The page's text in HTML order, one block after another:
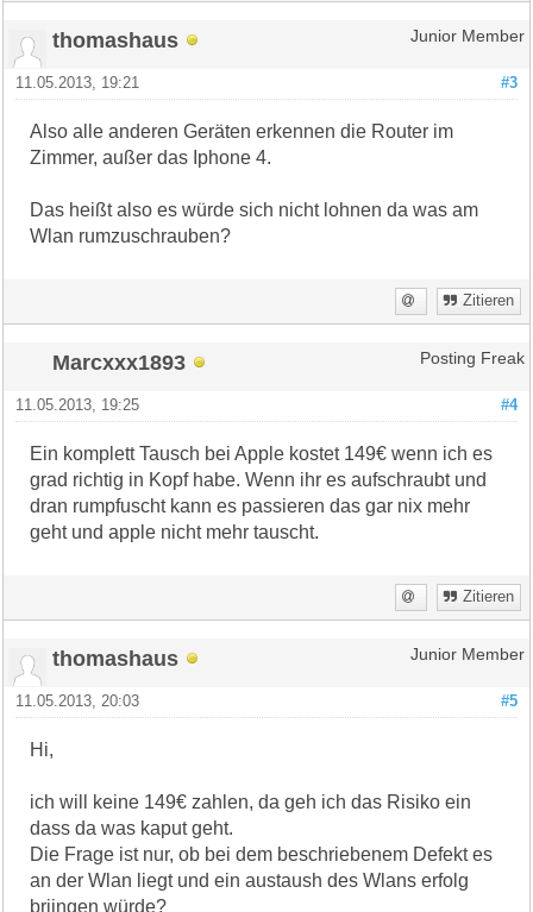
thomashaus Junior Member
#3
11.05.2013, 19:21
Also alle anderen Geräten erkennen die Router im
Zimmer, außer das Iphone 4.
Das heißt also es würde sich nicht lohnen da was am
Wlan rumzuschrauben?
Zitieren
Marcxxx1893 Posting Freak
#4
11.05.2013, 19:25
Ein komplett Tausch bei Apple kostet 149€ wenn ich es
grad richtig in Kopf habe. Wenn ihr es aufschraubt und
dran rumpfuscht kann es passieren das gar nix mehr
geht und apple nicht mehr tauscht.
Zitieren
thomashaus Junior Member
#5
11.05.2013, 20:03
Hi,
ich will keine 149€ zahlen, da geh ich das Risiko ein
dass da was kaput geht.
Die Frage ist nur, ob bei dem beschriebenem Defekt es
an der Wlan liegt und ein austaush des Wlans erfolg
briingen würde?